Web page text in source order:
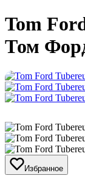
Tom
Том
Избранное